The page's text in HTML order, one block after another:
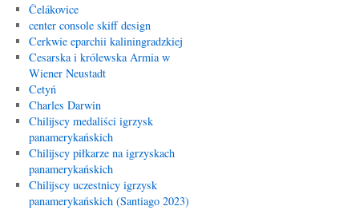
Čelákovice
center console skiff design
Cerkwie eparchii kaliningradzkiej
Cesarska i królewska Armia w
Wiener Neustadt
Cetyń
Charles Darwin
Chilijscy medaliści igrzysk
panamerykańskich
Chilijscy piłkarze na igrzyskach
panamerykańskich
Chilijscy uczestnicy igrzysk
panamerykańskich (Santiago 2023)